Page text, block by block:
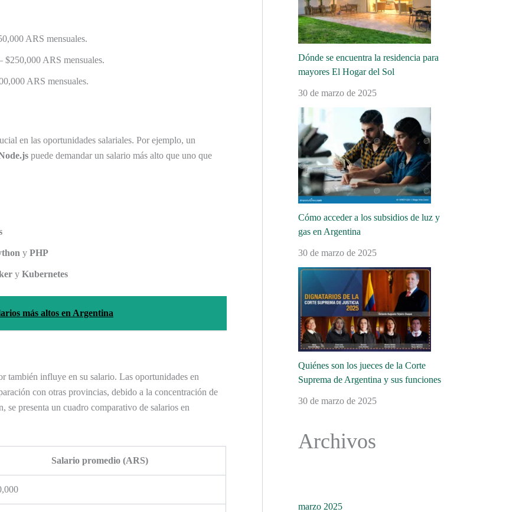
ARS mensuales.
$250,000 ARS mensuales.
ARS mensuales.
en las oportunidades salariales. Por ejemplo, un
puede demandar un salario más alto que uno que
y PHP
y Kubernetes
más altos en Argentina
también influye en su salario. Las oportunidades en
con otras provincias, debido a la concentración de
se presenta un cuadro comparativo de salarios en
Salario promedio (ARS)
Dónde se encuentra la residencia para
mayores El Hogar del Sol
30 de marzo de 2025
Cómo acceder a los subsidios de luz y
gas en Argentina
30 de marzo de 2025
Quiénes son los jueces de la Corte
Suprema de Argentina y sus funciones
30 de marzo de 2025
Archivos
marzo 2025